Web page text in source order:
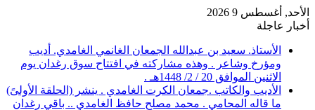
الأحد, أغسطس 9 2026
أخبار عاجلة
الأستاذ. سعيد بن عبدالله الجمعان الغانمي الغامدي. أديب
ومؤرخ وشاعر . وهذه مشاركته في افتتاح سوق رغدان يوم
الاثنين الموافق 20 / 2/ 1448هـ .
الأديب والكاتب .جمعان الكرت الغامدي . ينشر (الحلقة الأولىً)
ما قاله المحامي . محمد مصلح حافظ الغامدي .. باقي رغدان